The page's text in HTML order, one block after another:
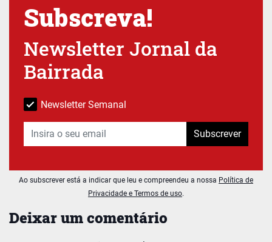
Deixar um comentário
Subscreva!
Newsletter Jornal da
Bairrada
Newsletter Semanal
Subscrever
Ao subscrever está a indicar que leu e compreendeu a nossa Política de
Privacidade e Termos de uso.